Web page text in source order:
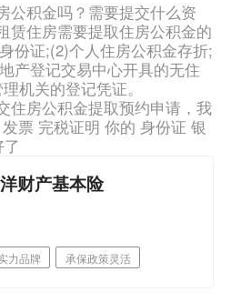
公积金吗？需要提交什么资
赁住房需要提取住房公积金的
份证;(2)个人住房公积金存折;
产登记交易中心开具的无住
机关的登记凭证。
住房公积金提取预约申请，我
票 完税证明 你的 身份证 银
财产基本险
力品牌
承保政策灵活